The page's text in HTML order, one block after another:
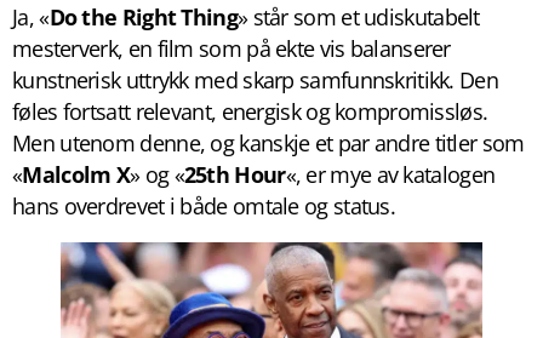
Ja, «Do the Right Thing» står som et udiskutabelt
mesterverk, en film som på ekte vis balanserer
kunstnerisk uttrykk med skarp samfunnskritikk. Den
føles fortsatt relevant, energisk og kompromissløs.
Men utenom denne, og kanskje et par andre titler som
«Malcolm X» og «25th Hour«, er mye av katalogen
hans overdrevet i både omtale og status.